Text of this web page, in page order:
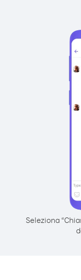
Seleziona